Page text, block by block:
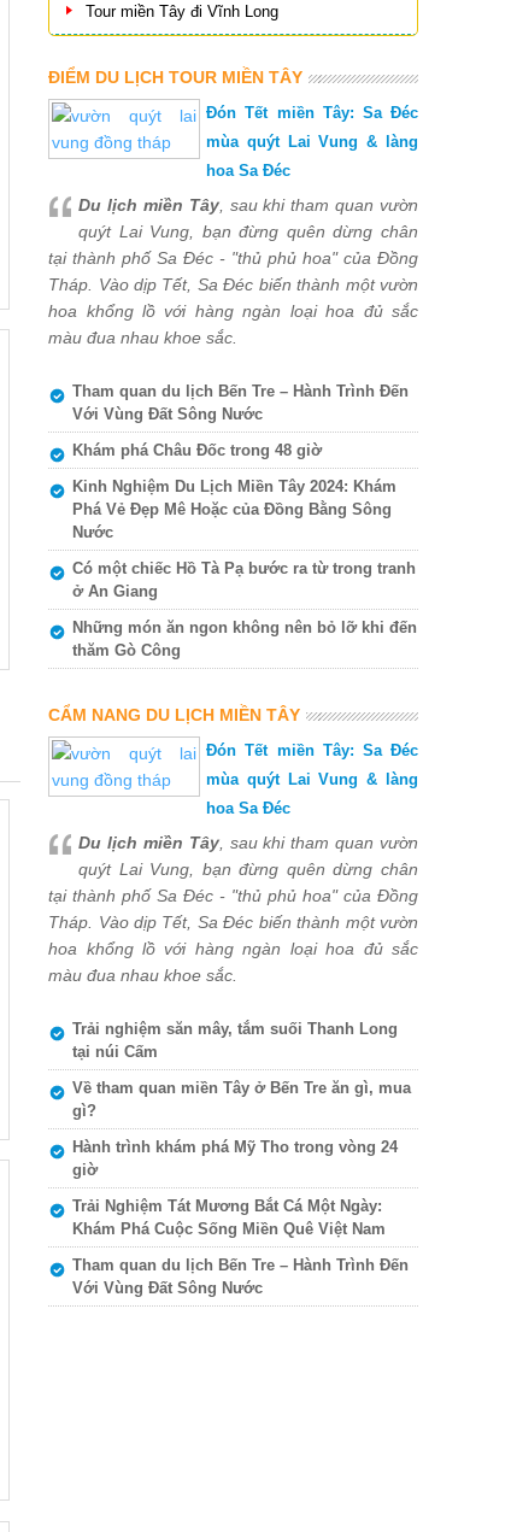
Tour miền Tây đi Vĩnh Long
ĐIỂM DU LỊCH TOUR MIỀN TÂY
Đón Tết miền Tây: Sa Đéc
mùa quýt Lai Vung & làng
hoa Sa Đéc
Du lịch miền Tây, sau khi tham quan vườn
quýt Lai Vung, bạn đừng quên dừng chân
tại thành phố Sa Đéc - "thủ phủ hoa" của Đồng
Tháp. Vào dịp Tết, Sa Đéc biến thành một vườn
hoa khổng lồ với hàng ngàn loại hoa đủ sắc
màu đua nhau khoe sắc.
Tham quan du lịch Bến Tre – Hành Trình Đến
Với Vùng Đất Sông Nước
Khám phá Châu Đốc trong 48 giờ
Kinh Nghiệm Du Lịch Miền Tây 2024: Khám
Phá Vẻ Đẹp Mê Hoặc của Đồng Bằng Sông
Nước
Có một chiếc Hồ Tà Pạ bước ra từ trong tranh
ở An Giang
Những món ăn ngon không nên bỏ lỡ khi đến
thăm Gò Công
CẨM NANG DU LỊCH MIỀN TÂY
Đón Tết miền Tây: Sa Đéc
mùa quýt Lai Vung & làng
hoa Sa Đéc
Du lịch miền Tây, sau khi tham quan vườn
quýt Lai Vung, bạn đừng quên dừng chân
tại thành phố Sa Đéc - "thủ phủ hoa" của Đồng
Tháp. Vào dịp Tết, Sa Đéc biến thành một vườn
hoa khổng lồ với hàng ngàn loại hoa đủ sắc
màu đua nhau khoe sắc.
Trải nghiệm săn mây, tắm suối Thanh Long
tại núi Cấm
Về tham quan miền Tây ở Bến Tre ăn gì, mua
gì?
Hành trình khám phá Mỹ Tho trong vòng 24
giờ
Trải Nghiệm Tát Mương Bắt Cá Một Ngày:
Khám Phá Cuộc Sống Miền Quê Việt Nam
Tham quan du lịch Bến Tre – Hành Trình Đến
Với Vùng Đất Sông Nước